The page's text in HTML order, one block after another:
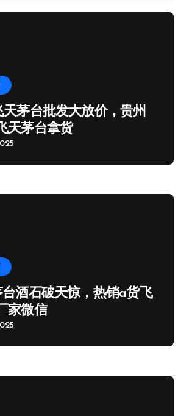
茅台批发大放价，贵州
天茅台拿货
酒石破天惊，热销a货飞
家微信